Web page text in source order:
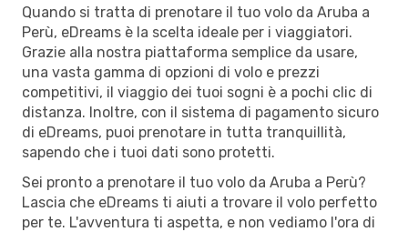
Quando si tratta di prenotare il tuo volo da Aruba a
Perù, eDreams è la scelta ideale per i viaggiatori.
Grazie alla nostra piattaforma semplice da usare,
una vasta gamma di opzioni di volo e prezzi
competitivi, il viaggio dei tuoi sogni è a pochi clic di
distanza. Inoltre, con il sistema di pagamento sicuro
di eDreams, puoi prenotare in tutta tranquillità,
sapendo che i tuoi dati sono protetti.
Sei pronto a prenotare il tuo volo da Aruba a Perù?
Lascia che eDreams ti aiuti a trovare il volo perfetto
per te. L'avventura ti aspetta, e non vediamo l'ora di